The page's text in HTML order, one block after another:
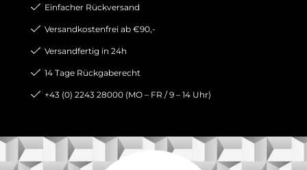
Einfacher Rückversand
Versandkostenfrei ab €90,-
Versandfertig in 24h
14 Tage Rückgaberecht
+43 (0) 2243 28000 (MO – FR / 9 – 14 Uhr)